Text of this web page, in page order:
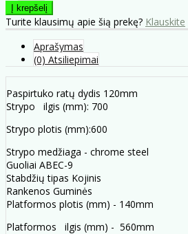
Turite klausimų apie šią prekę? Klauskite
Aprašymas
(0) Atsiliepimai
Paspirtuko ratų dydis 120mm
Strypo ilgis (mm): 700
Strypo plotis (mm):600
Strypo medžiaga - chrome steel
Guoliai ABEC-9
Stabdžių tipas Kojinis
Rankenos Guminės
Platformos plotis (mm) - 140mm
Platformos ilgis (mm) - 560mm